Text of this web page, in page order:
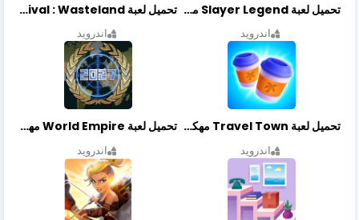
تحميل لعبة Slayer Legend مهكرة أخر إصدار
اندرويد
تحميل لعبة Merge Survival : Wasteland مهكرة أخر إصدار
اندرويد
تحميل لعبة Travel Town مهكرة أخر إصدار
اندرويد
تحميل لعبة World Empire مهكرة أخر إصدار
اندرويد